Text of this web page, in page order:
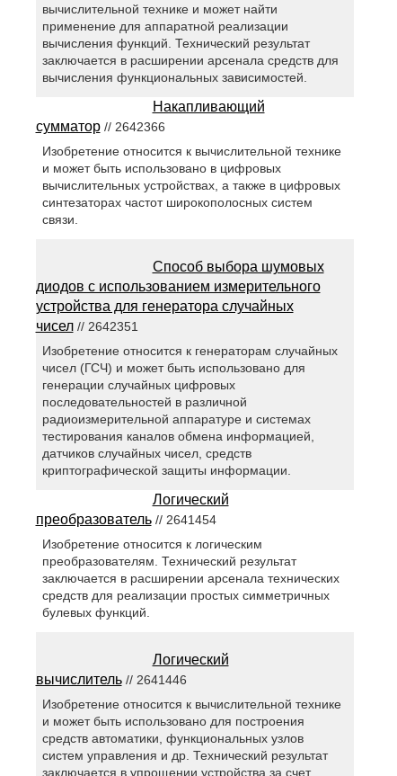
вычислительной технике и может найти
применение для аппаратной реализации
вычисления функций. Технический результат
заключается в расширении арсенала средств для
вычисления функциональных зависимостей.
Накапливающий
сумматор// 2642366
Изобретение относится к вычислительной технике
и может быть использовано в цифровых
вычислительных устройствах, а также в цифровых
синтезаторах частот широкополосных систем
связи.
Способ выбора шумовых
диодов с использованием измерительного
устройства для генератора случайных
чисел// 2642351
Изобретение относится к генераторам случайных
чисел (ГСЧ) и может быть использовано для
генерации случайных цифровых
последовательностей в различной
радиоизмерительной аппаратуре и системах
тестирования каналов обмена информацией,
датчиков случайных чисел, средств
криптографической защиты информации.
Логический
преобразователь// 2641454
Изобретение относится к логическим
преобразователям. Технический результат
заключается в расширении арсенала технических
средств для реализации простых симметричных
булевых функций.
Логический
вычислитель// 2641446
Изобретение относится к вычислительной технике
и может быть использовано для построения
средств автоматики, функциональных узлов
систем управления и др. Технический результат
заключается в упрощении устройства за счет